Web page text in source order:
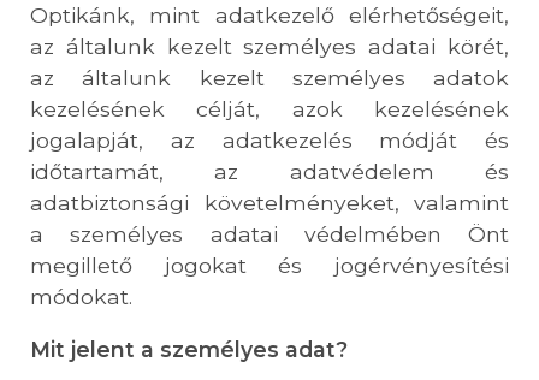
Optikánk, mint adatkezelő elérhetőségeit,
az általunk kezelt személyes adatai körét,
az általunk kezelt személyes adatok
kezelésének célját, azok kezelésének
jogalapját, az adatkezelés módját és
időtartamát, az adatvédelem és
adatbiztonsági követelményeket, valamint
a személyes adatai védelmében Önt
megillető jogokat és jogérvényesítési
módokat.
Mit jelent a személyes adat?